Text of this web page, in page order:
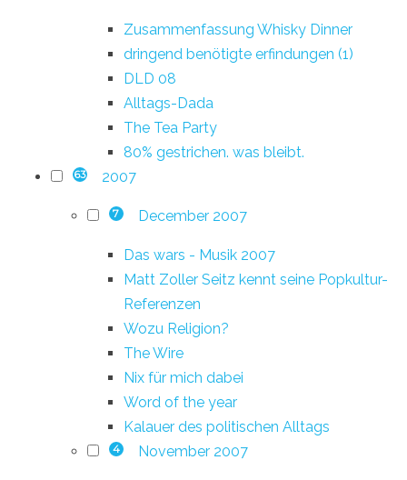
Zusammenfassung Whisky Dinner
dringend benötigte erfindungen (1)
DLD 08
Alltags-Dada
The Tea Party
80% gestrichen. was bleibt.
63 2007
7 December 2007
Das wars - Musik 2007
Matt Zoller Seitz kennt seine Popkultur-
Referenzen
Wozu Religion?
The Wire
Nix für mich dabei
Word of the year
Kalauer des politischen Alltags
4 November 2007